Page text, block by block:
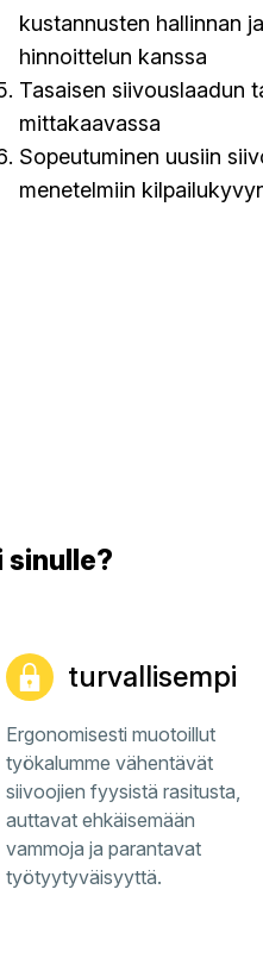
kustannusten hallinnan
hinnoittelun kanssa
Tasaisen siivouslaadun
mittakaavassa
Sopeutuminen uusiin
menetelmiin
turvallisempi
Ergonomisesti muotoillut
työkalumme vähentävät
siivoojien fyysistä rasitusta,
auttavat ehkäisemään
vammoja ja parantavat
työtyytyväisyyttä.